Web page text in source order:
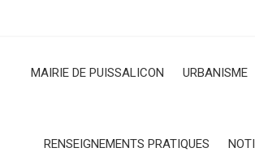
MAIRIE DE PUISSALICON URBANISME
RENSEIGNEMENTS PRATIQUES